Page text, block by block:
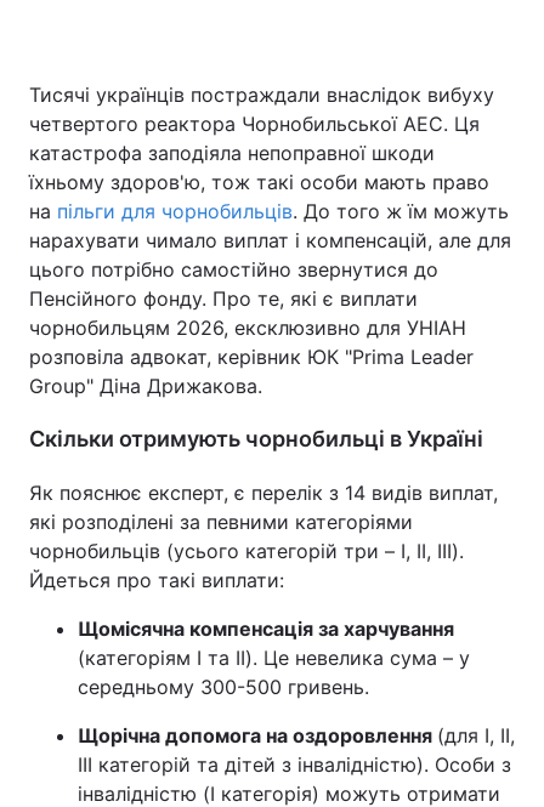
Тисячі українців постраждали внаслідок вибуху
четвертого реактора Чорнобильської АЕС. Ця
катастрофа заподіяла непоправної шкоди
їхньому здоров'ю, тож такі особи мають право
на пільги для чорнобильців. До того ж їм можуть
нарахувати чимало виплат і компенсацій, але для
цього потрібно самостійно звернутися до
Пенсійного фонду. Про те, які є виплати
чорнобильцям 2026, ексклюзивно для УНІАН
розповіла адвокат, керівник ЮК "Prima Leader
Group" Діна Дрижакова.
Скільки отримують чорнобильці в Україні
Як пояснює експерт, є перелік з 14 видів виплат,
які розподілені за певними категоріями
чорнобильців (усього категорій три – I, II, III).
Йдеться про такі виплати:
Щомісячна компенсація за харчування
(категоріям I та II). Це невелика сума – у
середньому 300-500 гривень.
Щорічна допомога на оздоровлення (для I, II,
III категорій та дітей з інвалідністю). Особи з
інвалідністю (I категорія) можуть отримати